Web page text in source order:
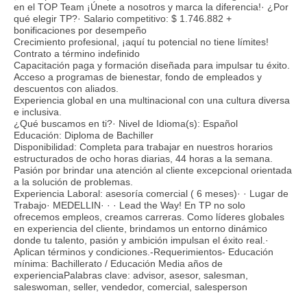
en el TOP Team ¡Únete a nosotros y marca la diferencia!· ¿Por
qué elegir TP?· Salario competitivo: $ 1.746.882 +
bonificaciones por desempeño
Crecimiento profesional, ¡aquí tu potencial no tiene límites!
Contrato a término indefinido
Capacitación paga y formación diseñada para impulsar tu éxito.
Acceso a programas de bienestar, fondo de empleados y
descuentos con aliados.
Experiencia global en una multinacional con una cultura diversa
e inclusiva.
¿Qué buscamos en ti?· Nivel de Idioma(s): Español
Educación: Diploma de Bachiller
Disponibilidad: Completa para trabajar en nuestros horarios
estructurados de ocho horas diarias, 44 horas a la semana.
Pasión por brindar una atención al cliente excepcional orientada
a la solución de problemas.
Experiencia Laboral: asesoría comercial ( 6 meses)· · Lugar de
Trabajo· MEDELLIN· · · Lead the Way! En TP no solo
ofrecemos empleos, creamos carreras. Como líderes globales
en experiencia del cliente, brindamos un entorno dinámico
donde tu talento, pasión y ambición impulsan el éxito real.·
Aplican términos y condiciones.-Requerimientos- Educación
mínima: Bachillerato / Educación Media años de
experienciaPalabras clave: advisor, asesor, salesman,
saleswoman, seller, vendedor, comercial, salesperson